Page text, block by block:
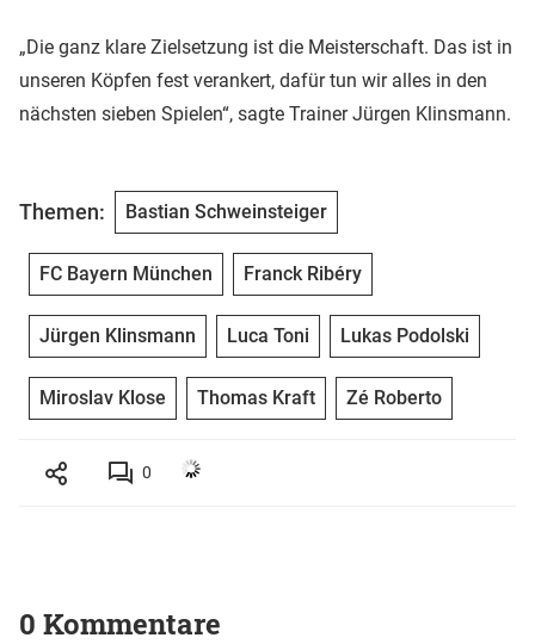
„Die ganz klare Zielsetzung ist die Meisterschaft. Das ist in
unseren Köpfen fest verankert, dafür tun wir alles in den
nächsten sieben Spielen“, sagte Trainer Jürgen Klinsmann.
Themen: Bastian Schweinsteiger
FC Bayern München Franck Ribéry
Jürgen Klinsmann Luca Toni Lukas Podolski
Miroslav Klose Thomas Kraft Zé Roberto
0
0 Kommentare